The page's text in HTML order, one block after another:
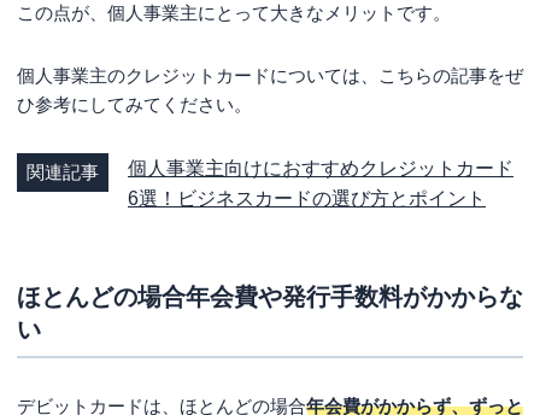
オリコ EX Gold for Biz S
ライフカードビジネスライトプラス
FAQ（よくある質問）
個人事業主でも法人デビットカードは持てるの？
個人事業主がデビットカードで経費を支払うメリット
個人事業主には法人デビットカードと法人カードどちら
この点が、個人事業主にとって大きなメリットです。
個人事業主のクレジットカードについては、こちらの記事をぜ
ひ参考にしてみてください。
関連記事
個人事業主向けにおすすめクレジットカード
6選！ビジネスカードの選び方とポイント
ほとんどの場合年会費や発行手数料がかからな
い
デビットカードは、ほとんどの場合年会費がかからず、ずっと